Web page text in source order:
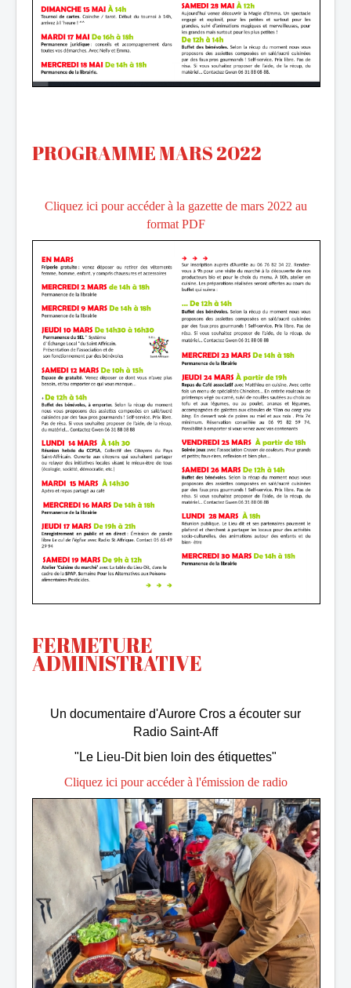
PROGRAMME MARS 2022
Cliquez ici pour accéder à la gazette de mars 2022 au
format PDF
FERMETURE
ADMINISTRATIVE
Un documentaire d'Aurore Cros a écouter sur
Radio Saint-Aff
"Le Lieu-Dit bien loin des étiquettes"
Cliquez ici pour accéder à l'émission de radio